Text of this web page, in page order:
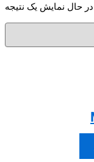
در حال نمایش یک نتیجه